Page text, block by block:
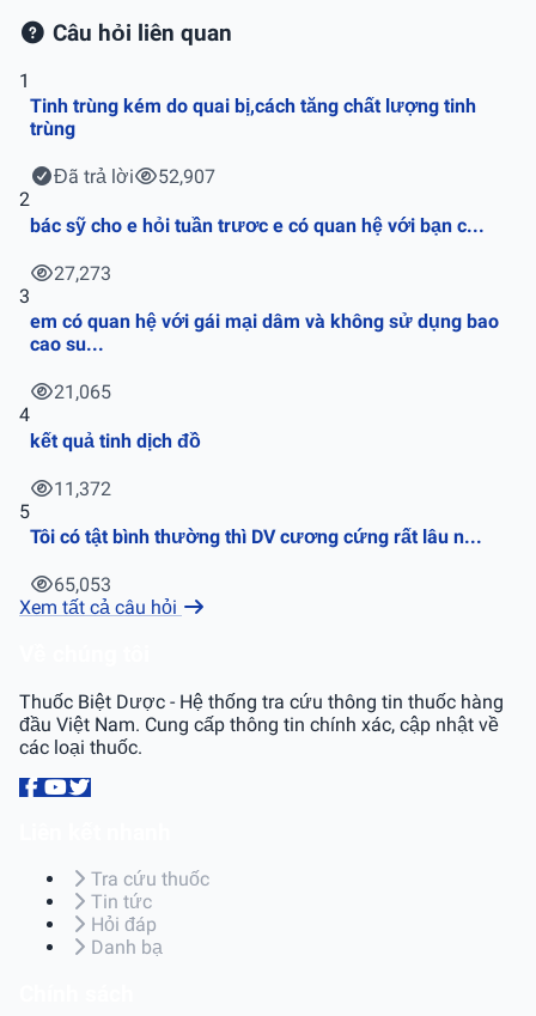
Câu hỏi liên quan
1
Tinh trùng kém do quai bị,cách tăng chất lượng tinh
trùng
Đã trả lời
52,907
2
bác sỹ cho e hỏi tuần trươc e có quan hệ với bạn c...
27,273
3
em có quan hệ với gái mại dâm và không sử dụng bao
cao su...
21,065
4
kết quả tinh dịch đồ
11,372
5
Tôi có tật bình thường thì DV cương cứng rất lâu n...
65,053
Xem tất cả câu hỏi
Thuốc Biệt Dược - Hệ thống tra cứu thông tin thuốc hàng
đầu Việt Nam. Cung cấp thông tin chính xác, cập nhật về
các loại thuốc.
Tra cứu thuốc
Tin tức
Hỏi đáp
Danh bạ